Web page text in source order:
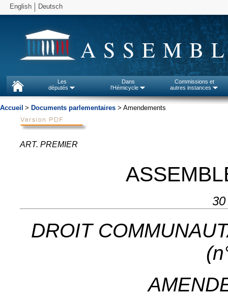
English Deutsch
Les
députés
Dans
l'Hémicycle
Commissions et
autres instances
Accueil > Documents parlementaires > Amendements
ART. PREMIER
DROIT